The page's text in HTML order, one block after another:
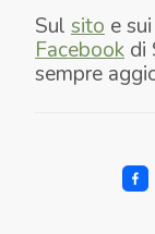
Sul sito e
Facebook di
sempre